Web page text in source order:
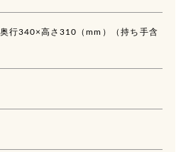
行340×高さ310（mm）（持ち手含